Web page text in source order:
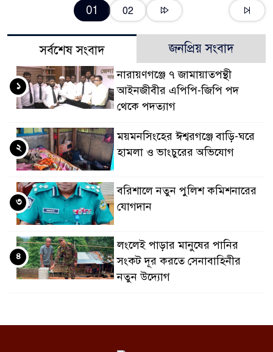
01 02
সর্বশেষ সংবাদ জনপ্রিয় সংবাদ
নারায়ণগঞ্জে ৭ জামায়াতপন্থী
আইনজীবীর এপিপি-জিপি পদ
থেকে পদত্যাগ
১
ময়মনসিংহের ঈশ্বরগঞ্জে বাড়ি-ঘরে
হামলা ও ভাংচুরের অভিযোগ
২
বরিশালে নতুন পুলিশ কমিশনারের
যোগদান
৩
লংলেই পাড়ার মানুষের পানির
সংকট দূর করতে সেনাবাহিনীর
নতুন উদ্যোগ
৪
সম্ভাবনা বিষয়ক নাগরিক সংলাপ